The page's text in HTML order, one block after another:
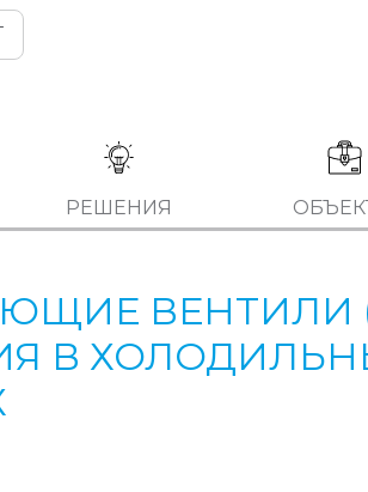
РЕШЕНИЯ
ВЕНТИЛИ
В